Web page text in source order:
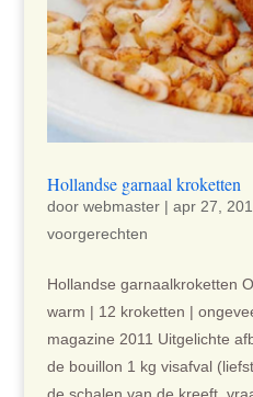
Hollandse garnaal kroketten
door webmaster| apr 27,
voorgerechten
Hollandse garnaalkroketten
warm | 12 kroketten |
magazine 2011 Uitgelichte
de bouillon 1 kg visafval